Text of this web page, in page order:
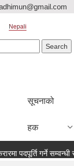
Nepali
सूचनाको
हक
पदपूर्ति गर्ने सम्वन्धी